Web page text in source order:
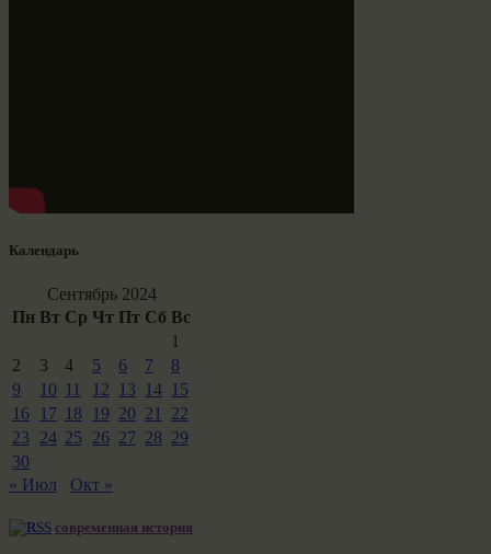
Календарь
Сентябрь 2024
Пн Вт Ср Чт Пт Сб Вс
1
2
3 4 5 6 7
8
9
10 11 12 13 14 15
16
17 18 19 20 21
22
23
24 25 26 27 28 29
30
« Июл
Окт »
современная история